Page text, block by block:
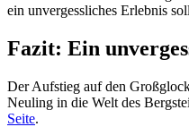
ein unvergessliches Erlebnis
Fazit: Ein
Der Aufstieg auf den
Neuling in die Welt des
Seite.